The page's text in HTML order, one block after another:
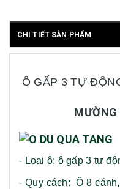
CHI TIẾT SẢN PHẨM
Ô GẤP 3 TỰ
MƯỜNG
- Loại ô: ô gấp 3 tự
- Quy cách: Ô 8